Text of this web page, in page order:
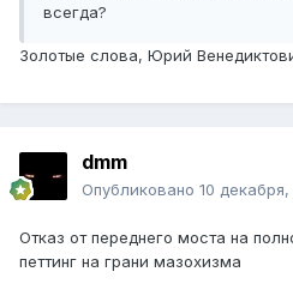
всегда?
Золотые слова, Юрий
dmm
Опубликовано 10
Отказ от переднего моста на
петтинг на грани мазохизма